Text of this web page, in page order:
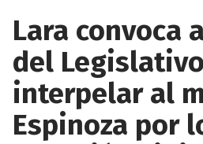
Lara convoca
del
interpelar al
Espinoza por